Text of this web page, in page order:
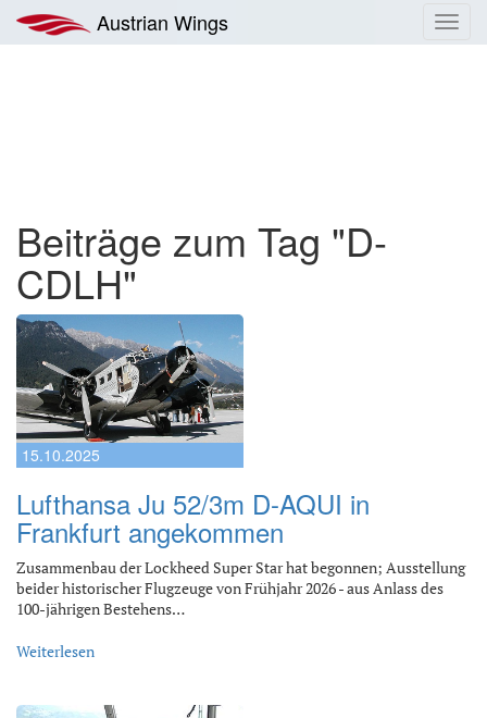
Inhalt
springen
Austrian Wings
Beiträge zum Tag "D-
CDLH"
15.10.2025
Lufthansa Ju 52/3m D-AQUI in
Frankfurt angekommen
Zusammenbau der Lockheed Super Star hat begonnen; Ausstellung
beider historischer Flugzeuge von Frühjahr 2026 - aus Anlass des
100-jährigen Bestehens…
Weiterlesen